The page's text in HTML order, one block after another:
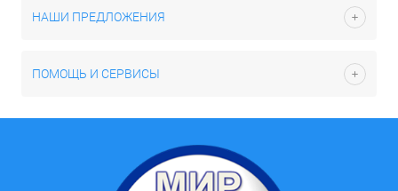
НАШИ ПРЕДЛОЖЕНИЯ
ПОМОЩЬ И СЕРВИСЫ